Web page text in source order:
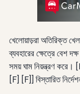
খেলোয়াড়রা অতিরিক্ত
ব্যবহারের ক্ষেত্রে বেশ
সময় ঘাম নিয়ন্ত্রণ
[F] [F]] বিস্তারিত